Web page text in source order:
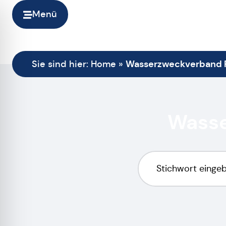
Menü
Sie sind hier: Home » Wasserzweckverband